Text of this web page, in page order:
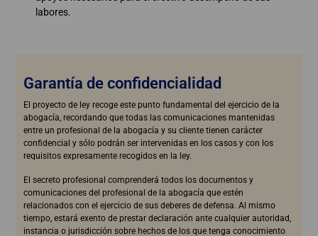
labores.
Garantía de confidencialidad
El proyecto de ley recoge este punto fundamental del ejercicio de la
abogacía, recordando que todas las comunicaciones mantenidas
entre un profesional de la abogacía y su cliente tienen carácter
confidencial y sólo podrán ser intervenidas en los casos y con los
requisitos expresamente recogidos en la ley.
El secreto profesional comprenderá todos los documentos y
comunicaciones del profesional de la abogacía que estén
relacionados con el ejercicio de sus deberes de defensa. Al mismo
tiempo, estará exento de prestar declaración ante cualquier autoridad,
instancia o jurisdicción sobre hechos de los que tenga conocimiento